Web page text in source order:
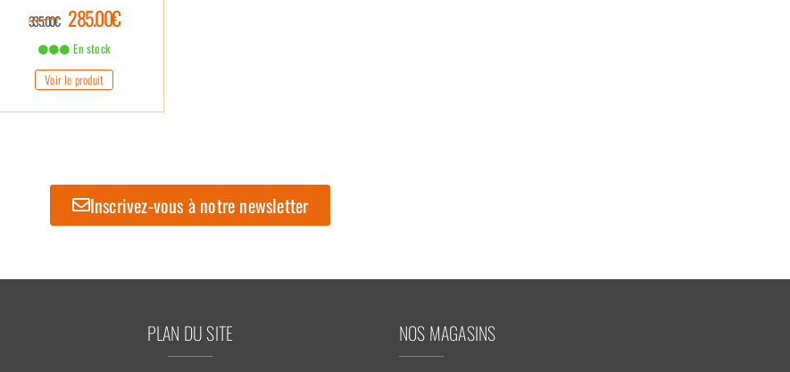
335.00€ 285.00€
En stock
Voir le produit
Inscrivez-vous à notre newsletter
PLAN DU SITE NOS MAGASINS